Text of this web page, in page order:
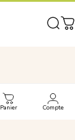
Panier Compte